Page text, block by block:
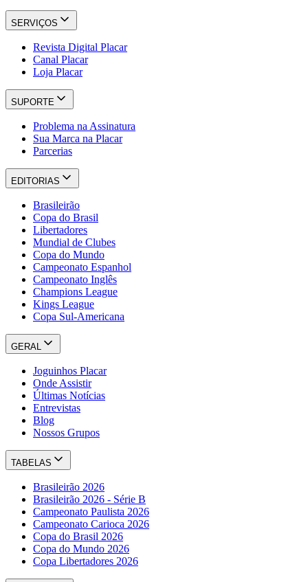
SERVIÇOS
Revista Digital Placar
Canal Placar
Loja Placar
SUPORTE
Problema na Assinatura
Sua Marca na Placar
Parcerias
EDITORIAS
Brasileirão
Copa do Brasil
Libertadores
Mundial de Clubes
Copa do Mundo
Campeonato Espanhol
Campeonato Inglês
Champions League
Kings League
Copa Sul-Americana
GERAL
Joguinhos Placar
Onde Assistir
Últimas Notícias
Entrevistas
Blog
Nossos Grupos
TABELAS
Brasileirão 2026
Brasileirão 2026 - Série B
Campeonato Paulista 2026
Campeonato Carioca 2026
Copa do Brasil 2026
Copa do Mundo 2026
Copa Libertadores 2026